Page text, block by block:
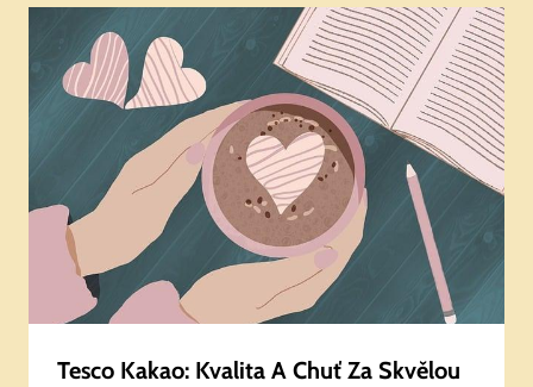
Tesco Kakao: Kvalita A Chuť Za Skvělou